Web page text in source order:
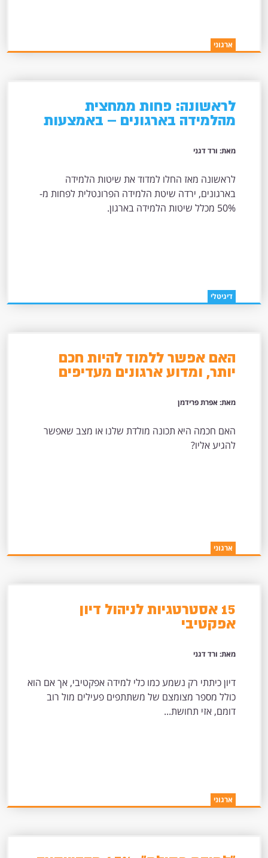
ארגוני
לראשונה: פחות ממחצית
מהלמידה בארגונים – באמצעות
מאת: ורד דגני
לראשונה מאז החלו למדוד את שיטות הלמידה
בארגונים, ירדה שיטת הלמידה הפרונטלית לפחות מ-
50% מכלל שיטות הלמידה בארגון.
דיגיטלי
האם אפשר ללמוד להיות חכם
יותר, ומדוע ארגונים מעדיפים
מאת: אפרת פרידמן
האם חכמה היא תכונה מולדת שלנו או מצב שאפשר
להגיע אליו?
ארגוני
15 אסטרטגיות לניהול דיון
אפקטיבי
מאת: ורד דגני
דיון כיתתי רק נשמע כמו כלי למידה אפקטיבי, אך אם הוא
כולל מספר מצומצם של משתתפים פעילים מול רוב
דומם, אזי תחושת...
ארגוני